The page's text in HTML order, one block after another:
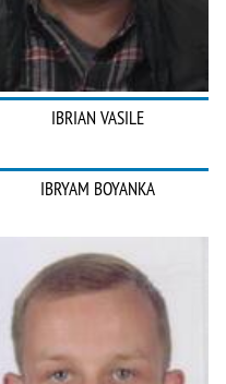
IBRIAN VASILE
IBRYAM BOYANKA